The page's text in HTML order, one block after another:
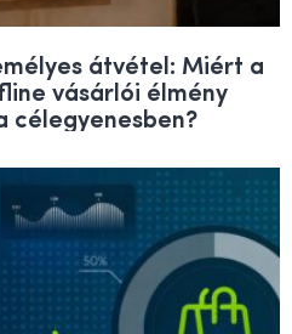
átvétel: Miért a
vásárlói élmény
célegyenesben?